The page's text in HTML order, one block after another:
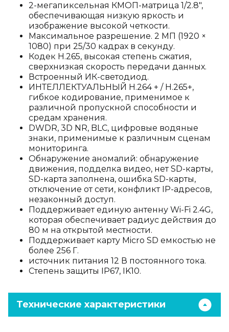
2-мегапиксельная КМОП-матрица 1/2.8",
обеспечивающая низкую яркость и
изображение высокой четкости.
Максимальное разрешение. 2 МП (1920 ×
1080) при 25/30 кадрах в секунду.
Кодек H.265, высокая степень сжатия,
сверхнизкая скорость передачи данных.
Встроенный ИК-светодиод.
ИНТЕЛЛЕКТУАЛЬНЫЙ H.264 + / H.265+,
гибкое кодирование, применимое к
различной пропускной способности и
средам хранения.
DWDR, 3D NR, BLC, цифровые водяные
знаки, применимые к различным сценам
мониторинга.
Обнаружение аномалий: обнаружение
движения, подделка видео, нет SD-карты,
SD-карта заполнена, ошибка SD-карты,
отключение от сети, конфликт IP-адресов,
незаконный доступ.
Поддерживает единую антенну Wi-Fi 2.4G,
которая обеспечивает радиус действия до
80 м на открытой местности.
Поддерживает карту Micro SD емкостью не
более 256 Г.
источник питания 12 В постоянного тока.
Степень защиты IP67, IK10.
Технические характеристики